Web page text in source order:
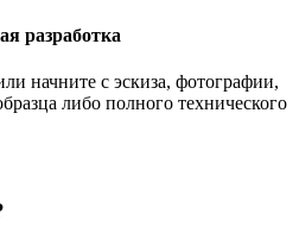
разработка
начните с эскиза, фотографии,
либо полного технического